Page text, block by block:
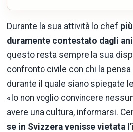
Durante la sua attività lo chef più
duramente contestato dagli
questo resta sempre la sua
confronto civile con chi la
durante il quale siano spiegate
«Io non voglio convincere
avere una cultura, informarsi.
se in Svizzera venisse vietata